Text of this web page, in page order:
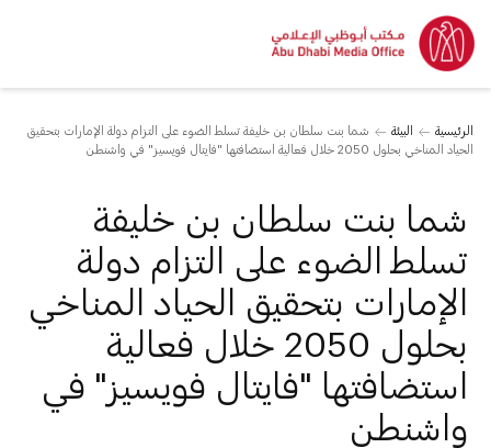
الرئيسية البيئة
شما بنت سلطان بن خليفة تسلط الضوء على التزام دولة الإمارات بتحقيق
الحياد المناخي بحلول 2050 خلال فعالية استضافتها "فايتال فويسيز" في واشنطن
شما بنت سلطان بن خليفة
تسلط الضوء على التزام دولة
الإمارات بتحقيق الحياد المناخي
بحلول 2050 خلال فعالية
استضافتها "فايتال فويسيز" في
واشنطن